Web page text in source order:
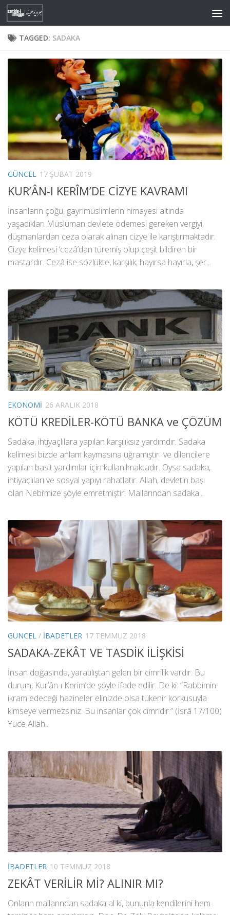
Skip to content
TAGGED: SADAKA
GÜNCEL 17 ŞUBAT 2019
KUR’ÂN-I KERÎM’DE CİZYE KAVRAMI
İnsanların çoğu, gayrimüslimlerin himayesi altında
yaşadıkları Müslüman devlete ödemesi gereken vergiyi,
düşmanlardan ceza olarak alınan cizye ile karıştırmaktadır.
Cizye kelimesi ‘cezâ’dan türemiş olup çeşit bildiren bir
mastardır. Cezâ ise sözlükte, karşılık; hayırsa hayırla, şer...
EKONOMI 26 ARALIK 2018
KÖTÜ KREDİLER-KÖTÜ BANKA ve ÇÖZÜM
Sadaka, ihtiyaçlılara yapılan karşılıksız yardımdır. Sadaka
kelimesi bizde anlam kaymasına uğramıştır ve dilencilere
yapılan basit yardımlar için kullanılmaktadır. Oysa sadaka,
ihtiyaçlıları ve sosyal yapıyı rahatlatır. Allah, devletin başı
olan Nebi’mize şöyle emretmiştir: Mallarından sadaka...
GÜNCEL / İBADETLER 17 TEMMUZ 2018
SADAKA-ZEKÂT VE TASDİK İLİŞKİSİ
İnsan doğasında, yaratılıştan gelen bir cimrilik vardır. Bu
durum, Kur’ân-ı Kerim’de şöyle ifade edilir: De ki: “Rabbimin
ikram edeceği hazineler elinizde olsa tükenir korkusuyla
kimseye vermezsiniz. Bu insanlar çok cimridir.” (İsrâ 17/100)
Yüce Allah...
İBADETLER 10 TEMMUZ 2018
ZEKÂT VERİLİR Mİ? ALINIR MI?
Onların mallarından sadaka al ki, bununla kendilerini hem